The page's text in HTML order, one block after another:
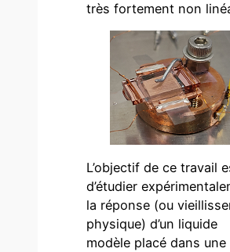
très fortement non
L’objectif de ce travail
d’étudier
la réponse (ou
physique) d’un liquide
modèle placé dans une